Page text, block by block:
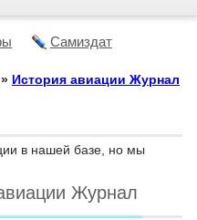
Самиздат
» История авиации Журнал
в нашей базе, но мы
Журнал